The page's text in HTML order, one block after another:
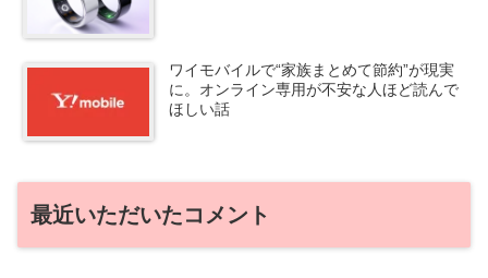
ワイモバイルで“家族まとめて節約”が現実
に。オンライン専用が不安な人ほど読んで
ほしい話
最近いただいたコメント